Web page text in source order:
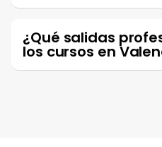
¿Qué salidas
los cursos en